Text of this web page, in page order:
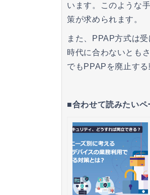
います。このような
策が求められます。
また、PPAP方式は
時代に合わないとも
でもPPAPを廃止す
■合わせて読みたいペ